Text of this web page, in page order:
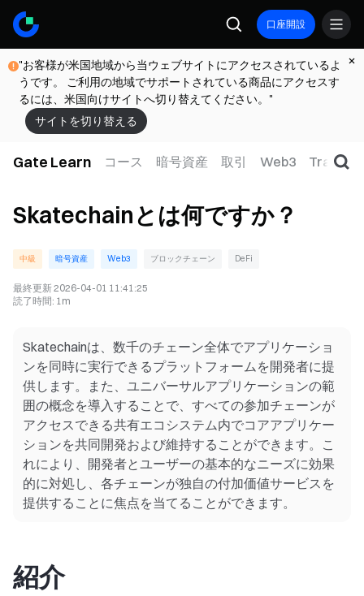
口座開設
"お客様が米国地域から当ウェブサイトにアクセスされているよ
うです。 ご利用の地域でサポートされている商品にアクセスす
るには、米国向けサイトへ切り替えてください。"
サイトを切り替える
Gate Learn コース 暗号資産 取引 Web3 TradFi
Skatechainとは何ですか？
中級 暗号資産 Web3 ブロックチェーン DeFi
最終更新2026-04-01 11:41:25
読了時間: 1m
Skatechainは、数千のチェーン全体でアプリケーショ
ンを同時に実行できるプラットフォームを開発者に提
供します。また、ユニバーサルアプリケーションの範
囲の概念を導入することで、すべての参加チェーンが
アクセスできる共有エコシステム内でコアアプリケー
ションを共同開発および維持することができます。こ
れにより、開発者とユーザーの基本的なニーズに効果
的に対処し、各チェーンが独自の付加価値サービスを
提供することに焦点を当てることができます。
紹介